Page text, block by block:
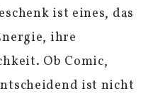
ist eines, das
ihre
Ob Comic,
ist nicht